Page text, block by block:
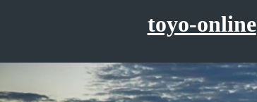
へ
toyo-online